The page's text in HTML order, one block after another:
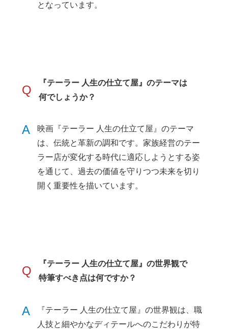
となっています。
Q
『テーラー 人生の仕立て屋』のテーマは
何でしょうか？
A
映画『テーラー 人生の仕立て屋』のテーマ
は、伝統と革新の調和です。家族経営のテー
ラー店が変化する時代に適応しようとする姿
を通じて、過去の価値を守りつつ未来を切り
開く重要性を描いています。
Q
『テーラー 人生の仕立て屋』の世界観で
特筆すべき点は何ですか？
A
『テーラー 人生の仕立て屋』の世界観は、職
人技と細やかなディテールへのこだわりが特